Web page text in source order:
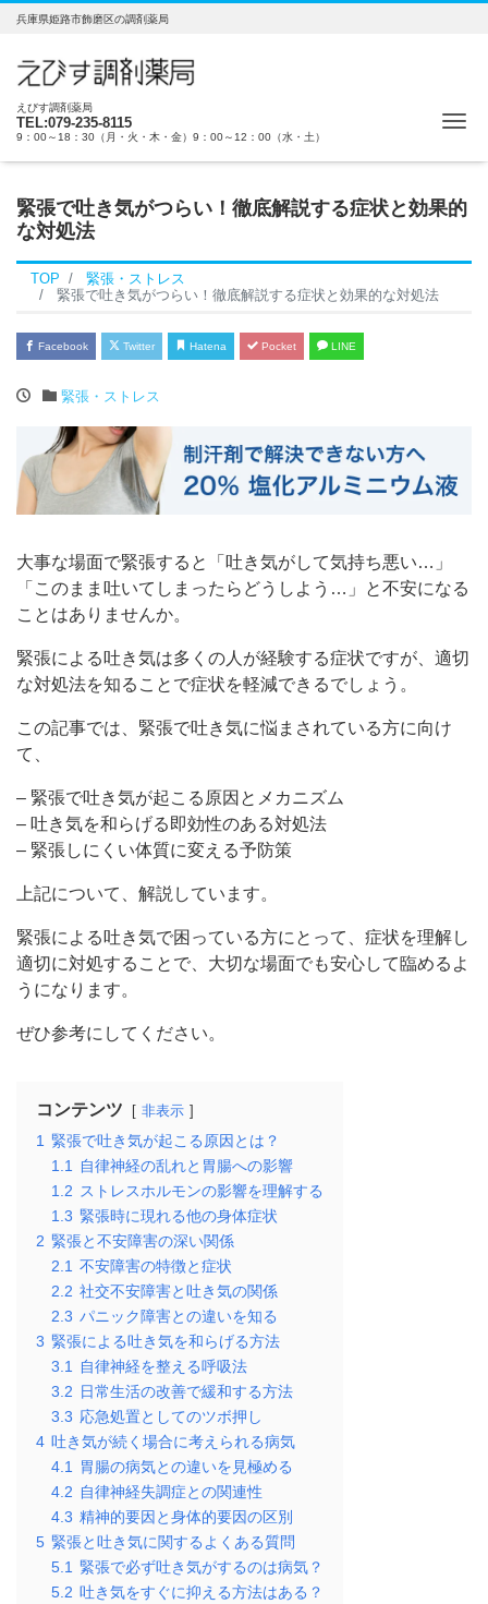
兵庫県姫路市飾磨区の調剤薬局
えびす調剤薬局
TEL:079-235-8115
9：00～18：30（月・火・木・金）9：00～12：00（水・土）
緊張で吐き気がつらい！徹底解説する症状と効果的
な対処法
TOP
緊張・ストレス
緊張で吐き気がつらい！徹底解説する症状と効果的な対処法
Facebook Twitter Hatena Pocket LINE
緊張・ストレス
大事な場面で緊張すると「吐き気がして気持ち悪い…」
「このまま吐いてしまったらどうしよう…」と不安になる
ことはありませんか。
緊張による吐き気は多くの人が経験する症状ですが、適切
な対処法を知ることで症状を軽減できるでしょう。
この記事では、緊張で吐き気に悩まされている方に向け
て、
– 緊張で吐き気が起こる原因とメカニズム
– 吐き気を和らげる即効性のある対処法
– 緊張しにくい体質に変える予防策
上記について、解説しています。
緊張による吐き気で困っている方にとって、症状を理解し
適切に対処することで、大切な場面でも安心して臨めるよ
うになります。
ぜひ参考にしてください。
コンテンツ 非表示
1
緊張で吐き気が起こる原因とは？
1.1
自律神経の乱れと胃腸への影響
1.2 ストレスホルモンの影響を理解する
1.3 緊張時に現れる他の身体症状
2 緊張と不安障害の深い関係
2.1 不安障害の特徴と症状
2.2 社交不安障害と吐き気の関係
2.3 パニック障害との違いを知る
3 緊張による吐き気を和らげる方法
3.1
自律神経を整える呼吸法
3.2 日常生活の改善で緩和する方法
3.3 応急処置としてのツボ押し
4 吐き気が続く場合に考えられる病気
4.1
胃腸の病気との違いを見極める
4.2 自律神経失調症との関連性
4.3 精神的要因と身体的要因の区別
5 緊張と吐き気に関するよくある質問
5.1
緊張で必ず吐き気がするのは病気？
5.2 吐き気をすぐに抑える方法はある？